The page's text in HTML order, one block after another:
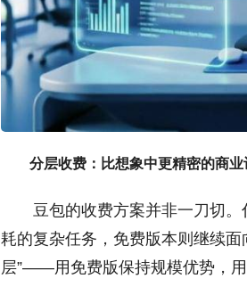
分层收费：比想象中更精密的商业
豆包的收费方案并非一刀切
耗的复杂任务，免费版本则继续
层”——用免费版保持规模优势，用